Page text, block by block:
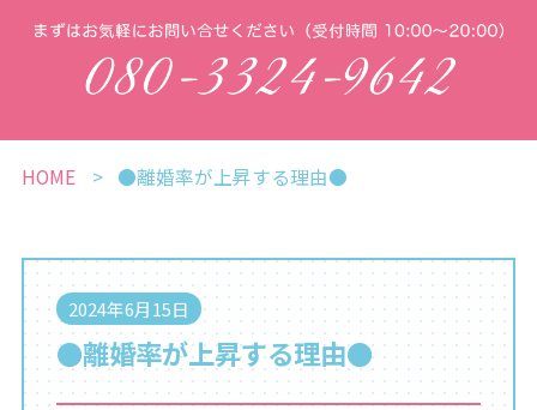
HOME ●離婚率が上昇する理由●
2024年6月15日
●離婚率が上昇する理由●